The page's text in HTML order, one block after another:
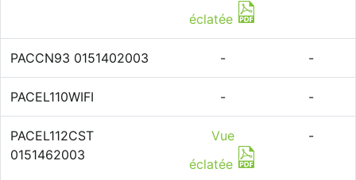
éclatée
PACCN93 0151402003 - -
PACEL110WIFI - -
PACEL112CST
0151462003
Vue
éclatée
-